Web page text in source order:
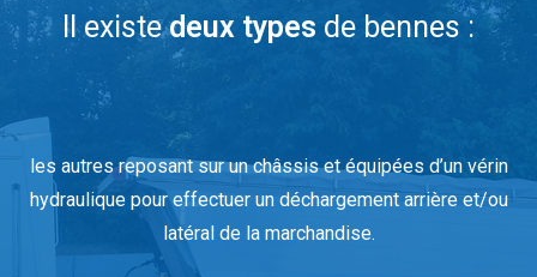
Il existedeux types de bennes :
les autres reposant sur un châssis et équipées d’un vérin
hydraulique pour effectuer un déchargement arrière et/ou
latéral de la marchandise.